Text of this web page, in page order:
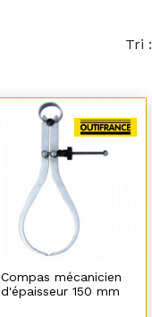
Tri :
Compas mécanicien
d'épaisseur 150 mm